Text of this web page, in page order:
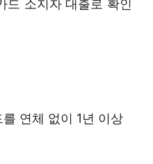
드 소지자 대출로 확인
연체 없이 1년 이상